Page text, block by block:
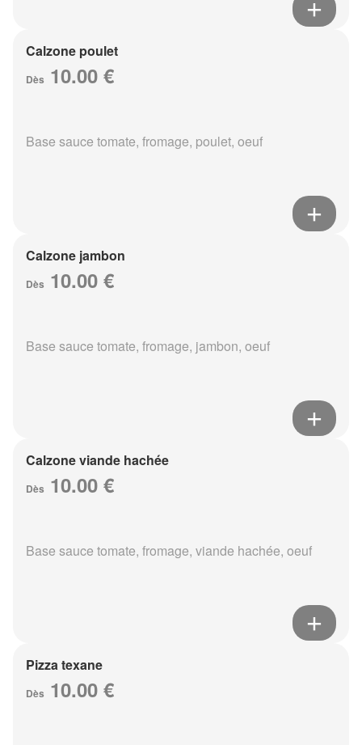
Calzone poulet
Dès 10.00 €
Base sauce tomate, fromage, poulet, oeuf
Calzone jambon
Dès 10.00 €
Base sauce tomate, fromage, jambon, oeuf
Calzone viande hachée
Dès 10.00 €
Base sauce tomate, fromage, viande hachée, oeuf
Pizza texane
Dès 10.00 €